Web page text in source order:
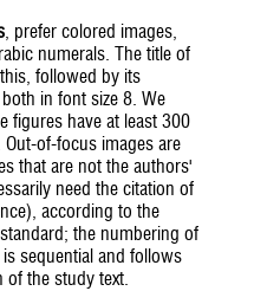
, prefer colored images,
numerals. The title of
followed by its
in font size 8. We
figures have at least 300
of-focus images are
that are not the authors'
need the citation of
according to the
the numbering of
sequential and follows
of the study text.